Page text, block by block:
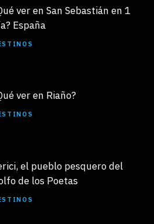
ver en San Sebastián en 1
España
ver en Riaño?
el pueblo pesquero del
de los Poetas